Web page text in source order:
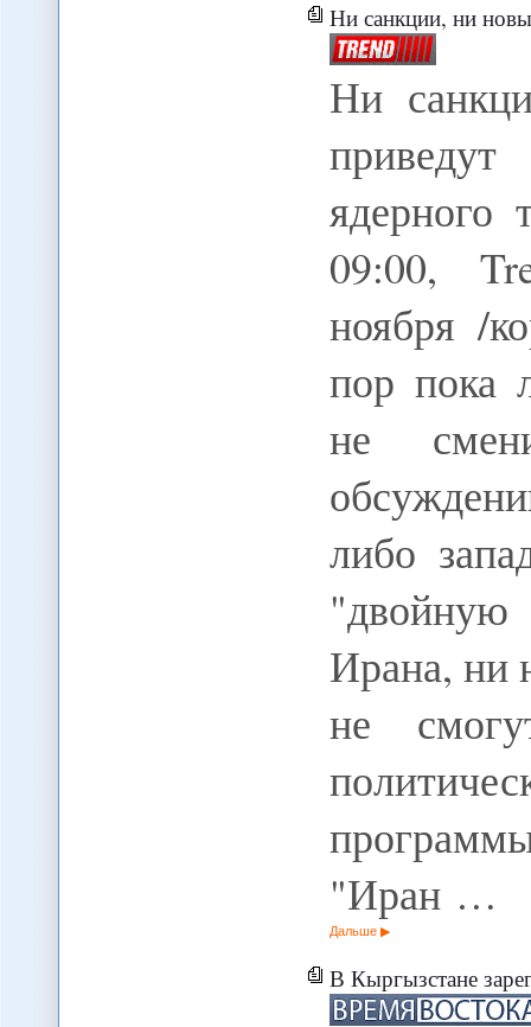
Ни санкции, ни новые
Ни
ядерного
09:00,
ноября /
пор пока
не
либо
Ирана, ни
не
"Иран …
Дальше
В Кыргызстане